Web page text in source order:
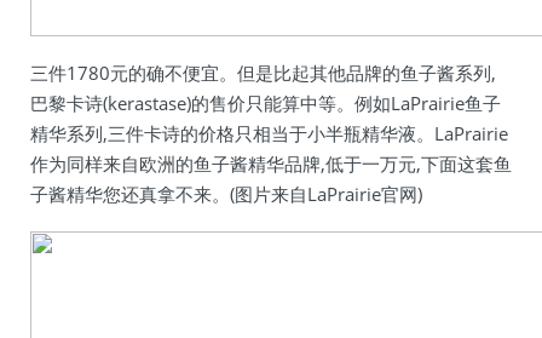
三件1780元的确不便宜。但是比起其他品牌的鱼子酱系列,
巴黎卡诗(kerastase)的售价只能算中等。例如LaPrairie鱼子
精华系列,三件卡诗的价格只相当于小半瓶精华液。LaPrairie
作为同样来自欧洲的鱼子酱精华品牌,低于一万元,下面这套鱼
子酱精华您还真拿不来。(图片来自LaPrairie官网)